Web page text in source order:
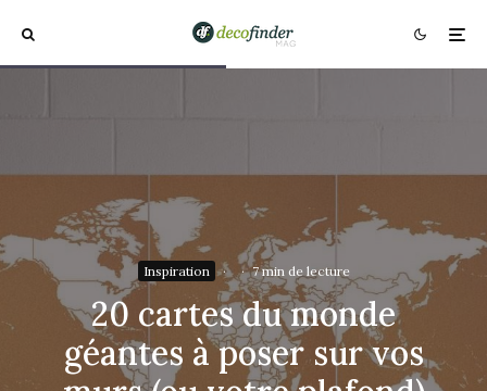
Inspiration · · 7 min de lecture
20 cartes du monde
géantes à poser sur vos